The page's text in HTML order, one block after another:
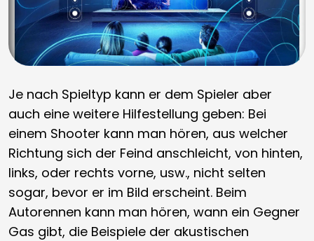
Je nach Spieltyp kann er dem Spieler aber
auch eine weitere Hilfestellung geben: Bei
einem Shooter kann man hören, aus welcher
Richtung sich der Feind anschleicht, von hinten,
links, oder rechts vorne, usw., nicht selten
sogar, bevor er im Bild erscheint. Beim
Autorennen kann man hören, wann ein Gegner
Gas gibt, die Beispiele der akustischen